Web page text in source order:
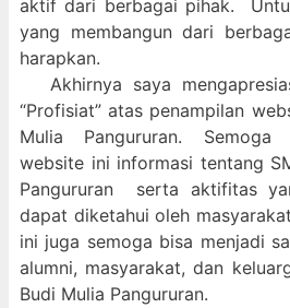
aktif dari berbagai pihak.
yang membangun dari
harapkan.
Akhirnya saya
“Profisiat” atas penampilan
Mulia Pangururan. Semoga
website ini informasi tentang
Pangururan serta aktifitas
dapat diketahui oleh
ini juga semoga bisa menjadi
alumni, masyarakat, dan
Budi Mulia Pangururan.